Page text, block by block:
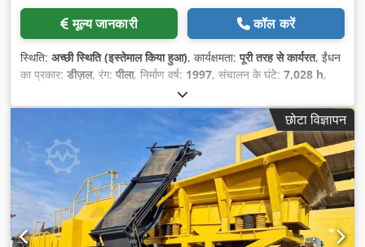
मूल्य जानकारी कॉल करें
स्थिति: अच्छी स्थिति (इस्तेमाल किया हुआ), कार्यक्षमता:पूरी तरह से कार्यरत, ईंधन
का प्रकार: डीज़ल, रंग: पीला, निर्माण वर्ष: 1997, संचालन के घंटे: 7,028 h,
छोटा विज्ञापन